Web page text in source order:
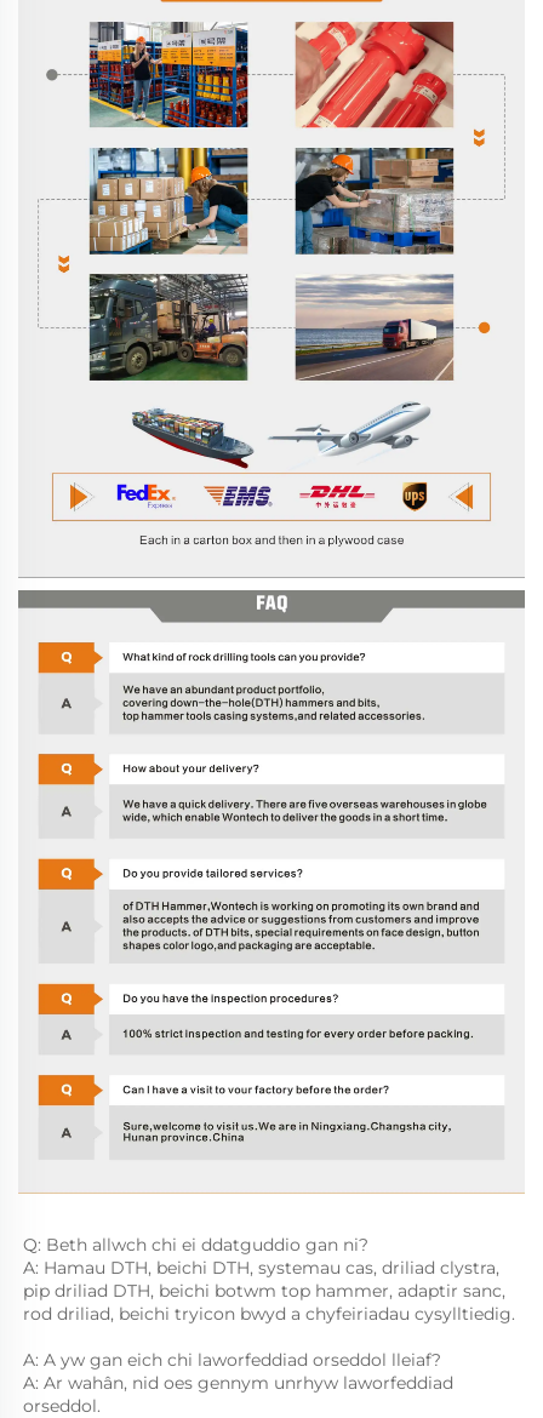
Q: Beth allwch chi ei ddatguddio gan ni?
A: Hamau DTH, beichi DTH, systemau cas, driliad clystra,
pip driliad DTH, beichi botwm top hammer, adaptir sanc,
rod driliad, beichi tryicon bwyd a chyfeiriadau cysylltiedig.
A: A yw gan eich chi laworfeddiad orseddol lleiaf?
A: Ar wahân, nid oes gennym unrhyw laworfeddiad
orseddol.